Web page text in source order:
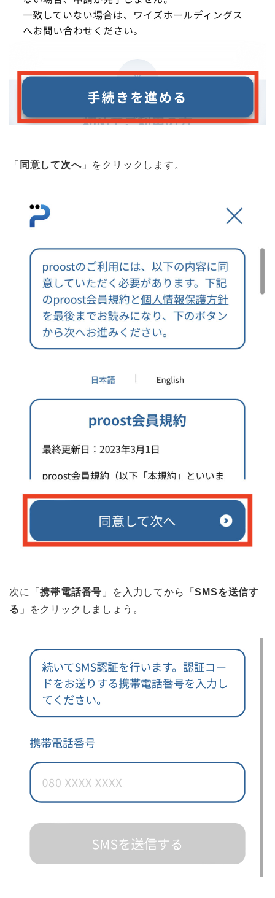
「 同意して次へ」をクリックします。
次に「携帯電話番号 」を入力してから「SMSを送信す
る 」をクリックしましょう。